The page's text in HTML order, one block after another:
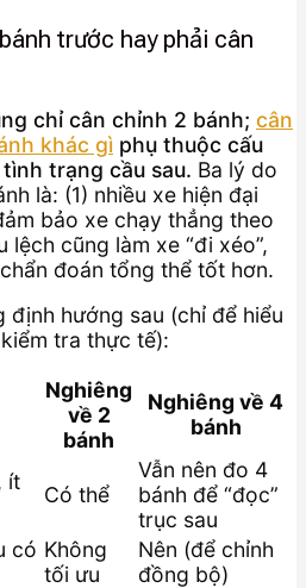
trước hay phải cân
chỉ cân chỉnh 2 bánh; cân
khác gì phụ thuộc cấu
trạng cầu sau. Ba lý do
là: (1) nhiều xe hiện đại
bảo xe chạy thẳng theo
lệch cũng làm xe “đi xéo”,
đoán tổng thể tốt hơn.
định hướng sau (chỉ để hiểu
tra thực tế):
Nghiêng
về 2
bánh
Nghiêng về 4
bánh
ít
Có thể
Vẫn nên đo 4
bánh để “đọc”
trục sau
có Không
tối ưu
Nên (để chỉnh
đồng bộ)